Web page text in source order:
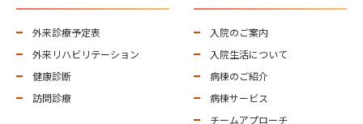
外来診療予定表
外来リハビリテーション
健康診断
訪問診療
入院のご案内
入院生活について
病棟のご紹介
病棟サービス
チームアプローチ